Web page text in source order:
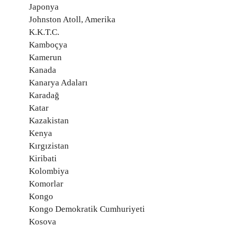
Japonya
Johnston Atoll, Amerika
K.K.T.C.
Kamboçya
Kamerun
Kanada
Kanarya Adaları
Karadağ
Katar
Kazakistan
Kenya
Kırgızistan
Kiribati
Kolombiya
Komorlar
Kongo
Kongo Demokratik Cumhuriyeti
Kosova